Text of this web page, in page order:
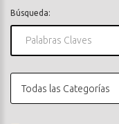
Búsqueda:
Todas las Categorías